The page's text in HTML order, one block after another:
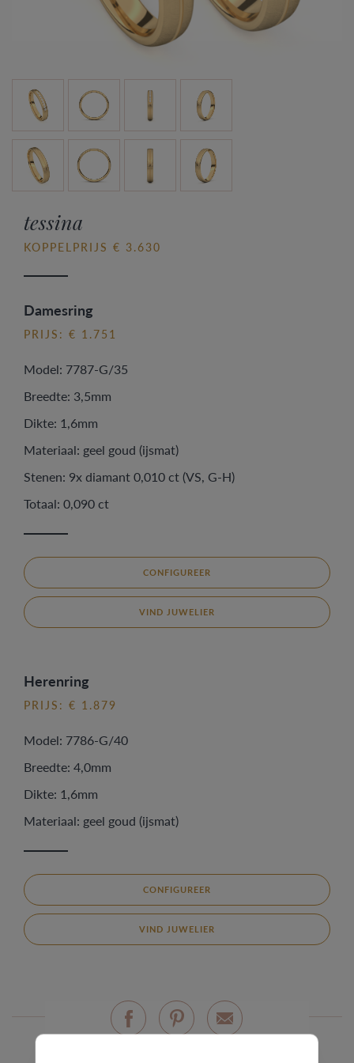
tessina
KOPPELPRIJS € 3.630
Damesring
PRIJS: € 1.751
Model: 7787-G/35
Breedte: 3,5mm
Dikte: 1,6mm
Materiaal: geel goud (ijsmat)
Stenen: 9x diamant 0,010 ct (VS, G-H)
Totaal: 0,090 ct
CONFIGUREER
VIND JUWELIER
Herenring
PRIJS: € 1.879
Model: 7786-G/40
Breedte: 4,0mm
Dikte: 1,6mm
Materiaal: geel goud (ijsmat)
CONFIGUREER
VIND JUWELIER